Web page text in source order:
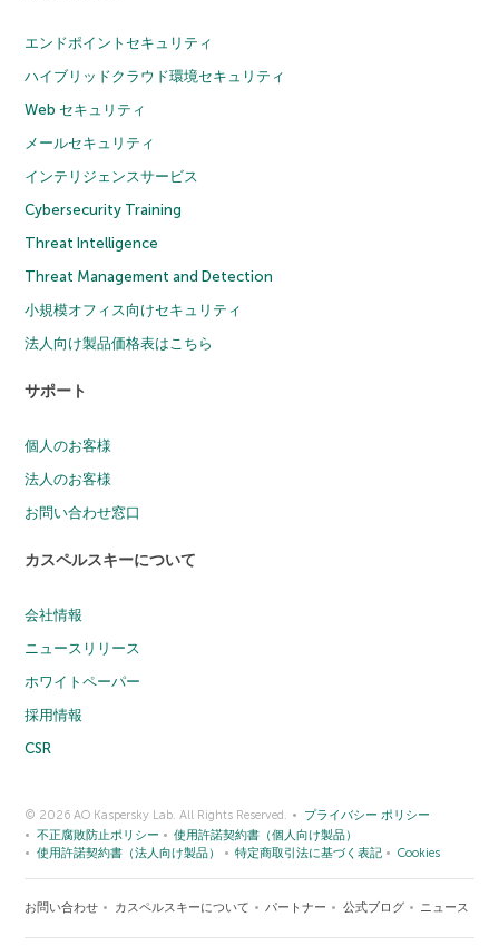
エンドポイントセキュリティ
ハイブリッドクラウド環境セキュリティ
Web セキュリティ
メールセキュリティ
インテリジェンスサービス
Cybersecurity Training
Threat Intelligence
Threat Management and Detection
小規模オフィス向けセキュリティ
法人向け製品価格表はこちら
サポート
個人のお客様
法人のお客様
お問い合わせ窓口
カスペルスキーについて
会社情報
ニュースリリース
ホワイトペーパー
採用情報
CSR
© 2026 AO Kaspersky Lab. All Rights Reserved.
プライバシー ポリシー
不正腐敗防止ポリシー
使用許諾契約書（個人向け製品）
使用許諾契約書（法人向け製品）
特定商取引法に基づく表記 Cookies
お問い合わせ カスペルスキーについて パートナー 公式ブログ ニュース